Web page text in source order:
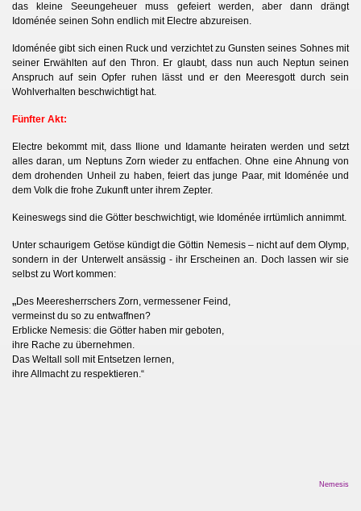
das kleine Seeungeheuer muss gefeiert werden, aber dann drängt
Idoménée seinen Sohn endlich mit Electre abzureisen.
Idoménée gibt sich einen Ruck und verzichtet zu Gunsten seines Sohnes mit
seiner Erwählten auf den Thron. Er glaubt, dass nun auch Neptun seinen
Anspruch auf sein Opfer ruhen lässt und er den Meeresgott durch sein
Wohlverhalten beschwichtigt hat.
Fünfter Akt:
Electre bekommt mit, dass Ilione und Idamante heiraten werden und setzt
alles daran, um Neptuns Zorn wieder zu entfachen. Ohne eine Ahnung von
dem drohenden Unheil zu haben, feiert das junge Paar, mit Idoménée und
dem Volk die frohe Zukunft unter ihrem Zepter.
Keineswegs sind die Götter beschwichtigt, wie Idoménée irrtümlich annimmt.
Unter schaurigem Getöse kündigt die Göttin Nemesis – nicht auf dem Olymp,
sondern in der Unterwelt ansässig - ihr Erscheinen an. Doch lassen wir sie
selbst zu Wort kommen:
„Des Meeresherrschers Zorn, vermessener Feind,
vermeinst du so zu entwaffnen?
Erblicke Nemesis: die Götter haben mir geboten,
ihre Rache zu übernehmen.
Das Weltall soll mit Entsetzen lernen,
ihre Allmacht zu respektieren.“
Nemesis